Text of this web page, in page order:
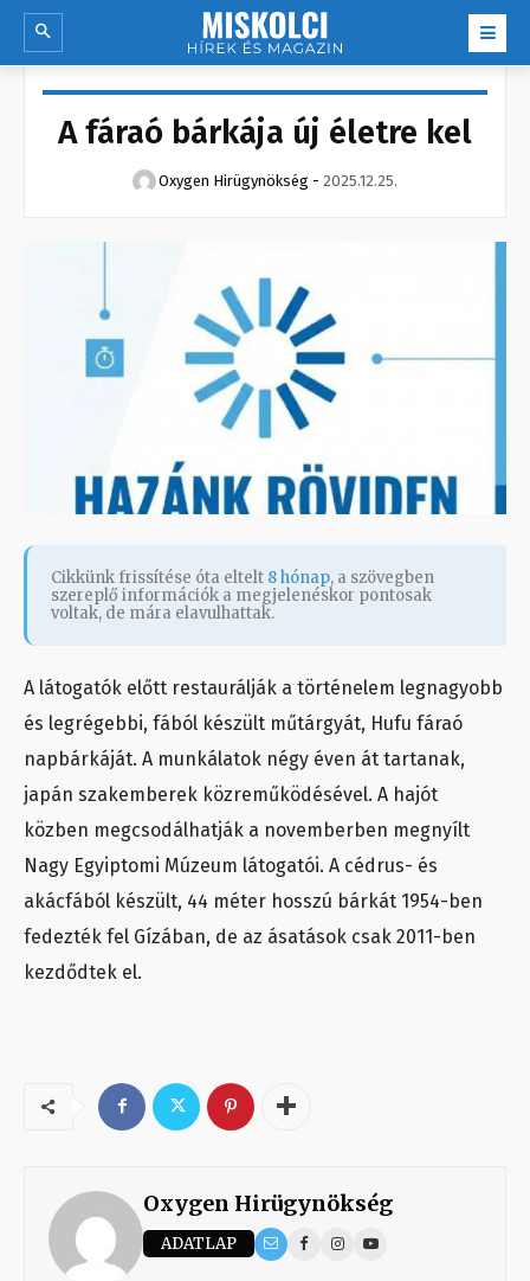
A fáraó bárkája új életre kel
Oxygen Hirügynökség - 2025.12.25.
Cikkünk frissítése óta eltelt 8 hónap, a szövegben
szereplő információk a megjelenéskor pontosak
voltak, de mára elavulhattak.
A látogatók előtt restaurálják a történelem legnagyobb
és legrégebbi, fából készült műtárgyát, Hufu fáraó
napbárkáját. A munkálatok négy éven át tartanak,
japán szakemberek közreműködésével. A hajót
közben megcsodálhatják a novemberben megnyílt
Nagy Egyiptomi Múzeum látogatói. A cédrus- és
akácfából készült, 44 méter hosszú bárkát 1954-ben
fedezték fel Gízában, de az ásatások csak 2011-ben
kezdődtek el.
Oxygen Hirügynökség
ADATLAP